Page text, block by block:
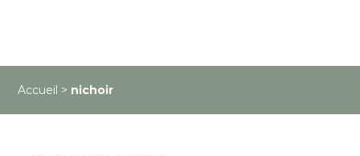
Accueil > nichoir